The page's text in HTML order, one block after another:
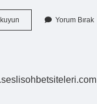
Karakteri
Yorum Bırak